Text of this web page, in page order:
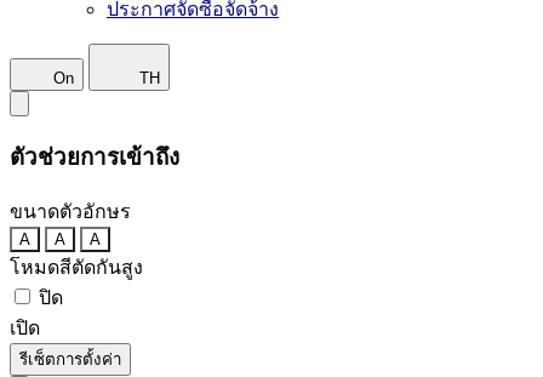
ประกาศจัดซื้อจัดจ้าง
On TH
ตัวช่วยการเข้าถึง
ขนาดตัวอักษร
A A A
โหมดสีตัดกันสูง
ปิด
เปิด
รีเซ็ตการตั้งค่า